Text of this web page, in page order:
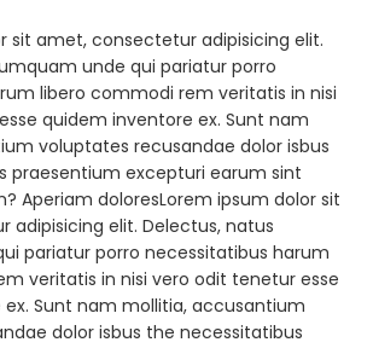
sit amet, consectetur adipisicing elit.
unde qui pariatur porro
libero commodi rem veritatis in nisi
quidem inventore ex. Sunt nam
voluptates recusandae dolor isbus
praesentium excepturi earum sint
Aperiam doloresLorem ipsum dolor sit
adipisicing elit. Delectus, natus
pariatur porro necessitatibus harum
veritatis in nisi vero odit tenetur esse
Sunt nam mollitia, accusantium
dolor isbus the necessitatibus